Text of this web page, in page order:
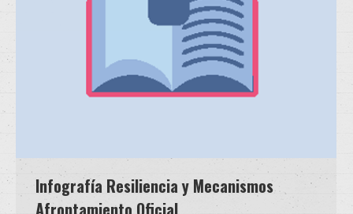
Infografía Resiliencia y Mecanismos
Afrontamiento Oficial